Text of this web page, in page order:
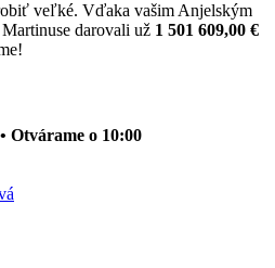
veľké. Vďaka vašim Anjelským
darovali už 1 501 609,00 €
• Otvárame o 10:00